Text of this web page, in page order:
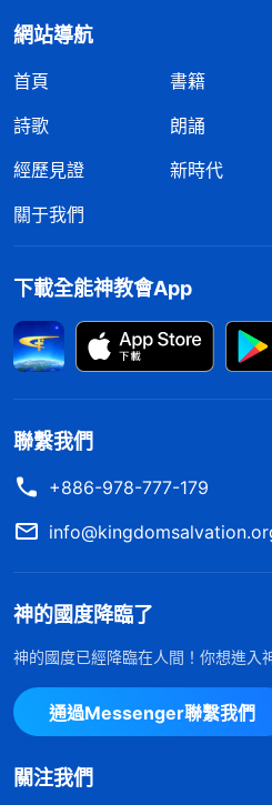
存不存在？
天遇到什麽樣的人、發生什
好的，不存在運氣好與不好
臨到的是好事還是壞事都是
排的，陰天、下雨、颳風、
切都是神主宰安排的，都是
然環境是根據神安排、制定
這一切都是必要的，都是必
氣，它的産生、出現都是自
好，只是人的感覺有好與
的，并不是根據這個事物本
什麽事情好與不好，他的根
確，所以最終衡量出的結果
不好這事，現在人都知道運
好與不好這一説法，對待臨
不好都是神主宰安排的，人
不好的也不能説自己倒霉，
網站導航
首頁 書籍
詩歌
朗誦
經歷見證
新時代
關于我們
下載全能神教會App
聯繫我們
+886-978-777-179
神的國度降臨了
神的國度已經降臨在人間！你想進入
通過Messenger聯繫我們
關注我們